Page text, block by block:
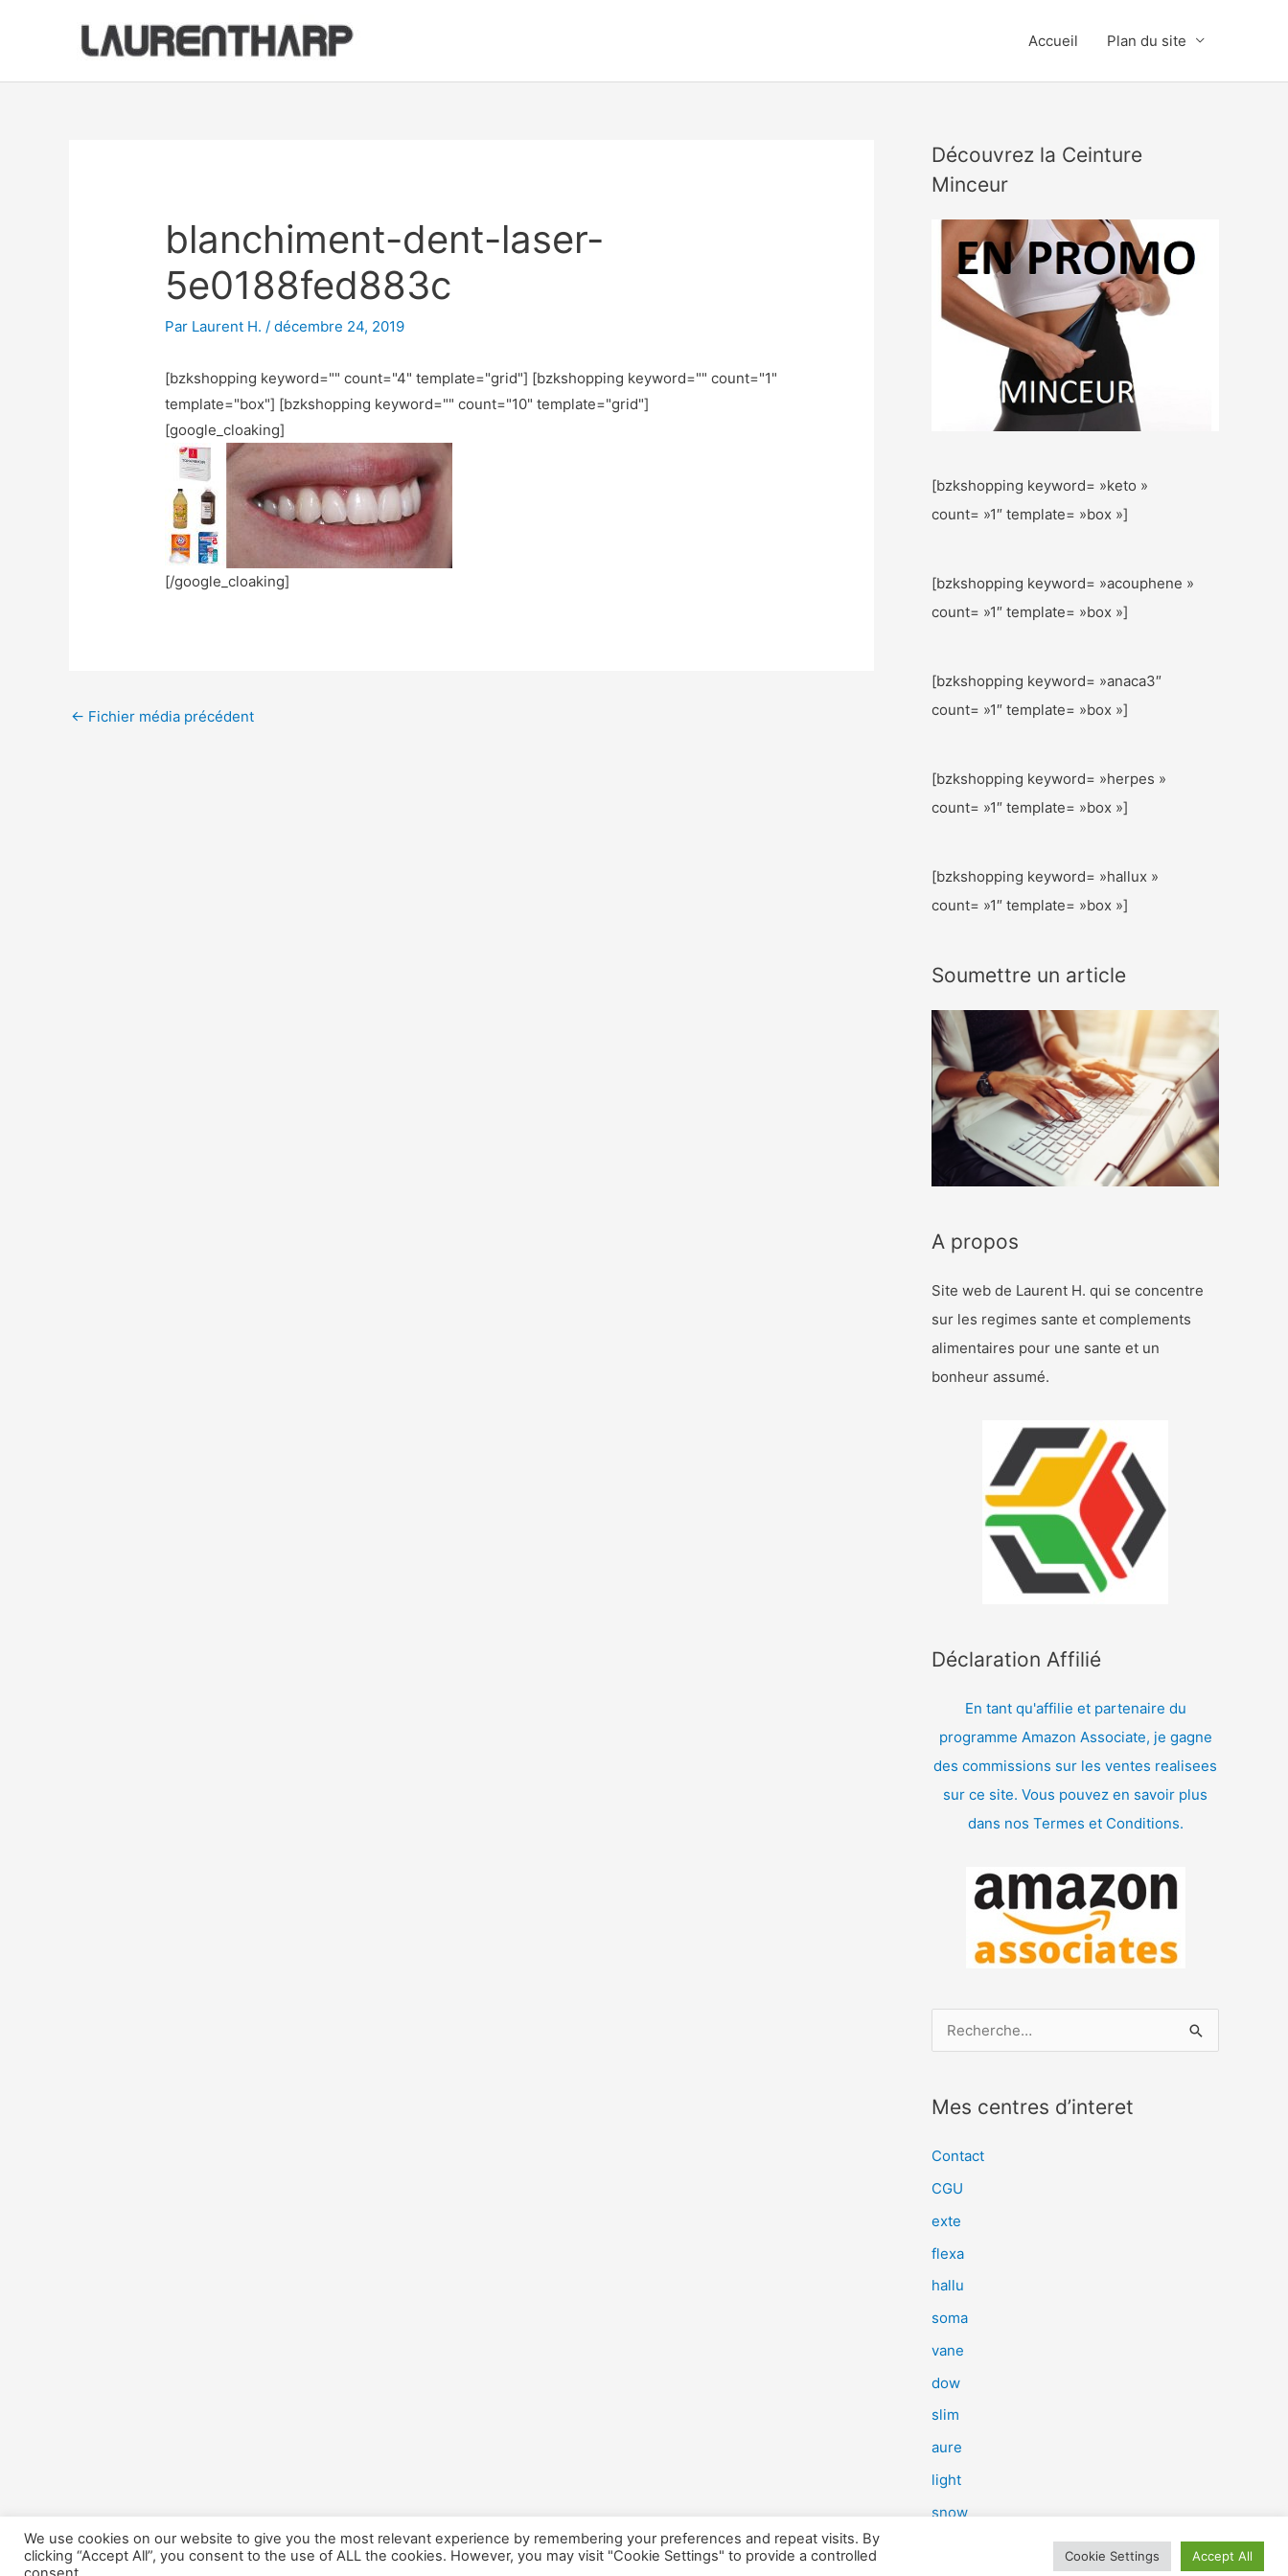
Accueil Plan du site
blanchiment-dent-laser-
5e0188fed883c
Par Laurent H./décembre 24, 2019
[bzkshopping keyword="" count="4" template="grid"] [bzkshopping keyword="" count="1"
template="box"] [bzkshopping keyword="" count="10" template="grid"]
[google_cloaking]
[/google_cloaking]
← Fichier média précédent
Découvrez la Ceinture
Minceur
[bzkshopping keyword= »keto »
count= »1″ template= »box »]
[bzkshopping keyword= »acouphene »
count= »1″ template= »box »]
[bzkshopping keyword= »anaca3″
count= »1″ template= »box »]
[bzkshopping keyword= »herpes »
count= »1″ template= »box »]
[bzkshopping keyword= »hallux »
count= »1″ template= »box »]
Soumettre un article
A propos
Site web de Laurent H. qui se concentre
sur les regimes sante et complements
alimentaires pour une sante et un
bonheur assumé.
Déclaration Affilié
En tant qu'affilie et partenaire du
programme Amazon Associate, je gagne
des commissions sur les ventes realisees
sur ce site. Vous pouvez en savoir plus
dans nos Termes et Conditions.
e
e
r
:
Mes centres d’interet
Contact
CGU
exte
flexa
hallu
soma
vane
dow
slim
aure
light
snow
We use cookies on our website to give you the most relevant experience by remembering your preferences and repeat visits. By
clicking “Accept All”, you consent to the use of ALL the cookies. However, you may visit "Cookie Settings" to provide a controlled
Cookie Settings Accept All